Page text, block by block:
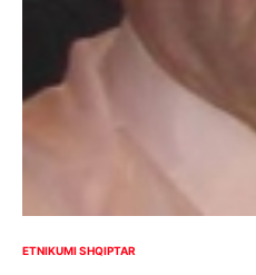
ETNIKUMI SHQIPTAR